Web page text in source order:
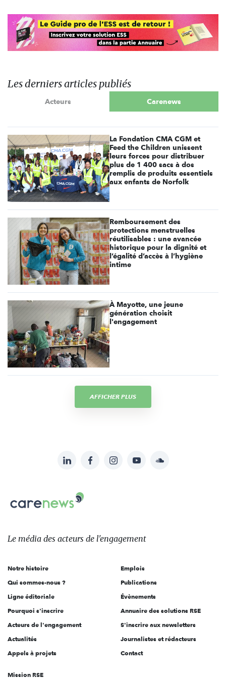
Les derniers articles publiés
Acteurs Carenews
La Fondation CMA CGM et
Feed the Children unissent
leurs forces pour distribuer
plus de 1 400 sacs à dos
remplis de produits essentiels
aux enfants de Norfolk
Remboursement des
protections menstruelles
réutilisables : une avancée
historique pour la dignité et
l’égalité d’accès à l’hygiène
intime
À Mayotte, une jeune
génération choisit
l'engagement
AFFICHER PLUS
sur:
LinkedInFacebookInstagramYouTubeSoundcloud
Le
des
l'engagement
Le média des acteurs de l'engagement
Notre histoire
Qui sommes-nous ?
Ligne éditoriale
Pourquoi s'inscrire
Acteurs de l'engagement
Actualités
Appels à projets
Emplois
Publications
Évènements
Annuaire des solutions RSE
S'inscrire aux newsletters
Journalistes et rédacteurs
Contact
Mission RSE